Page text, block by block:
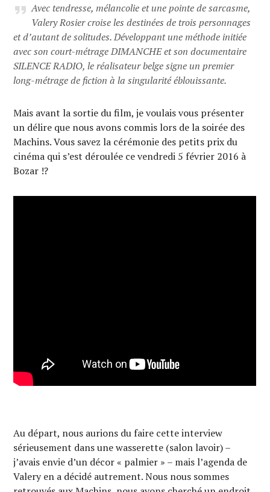
Avec tendresse, mélancolie et une pointe de sarcasme,
Valery Rosier croise les destinées de trois personnages
et d’autant de solitudes. Développant une méthode initiée
avec son court-métrage DIMANCHE et son documentaire
SILENCE RADIO, le réalisateur belge signe un premier
long-métrage de fiction à la singularité éblouissante.
Mais avant la sortie du film, je voulais vous présenter
un délire que nous avons commis lors de la soirée des
Machins. Vous savez la cérémonie des petits prix du
cinéma qui s’est déroulée ce vendredi 5 février 2016 à
Bozar !?
Au départ, nous aurions du faire cette interview
sérieusement dans une wasserette (salon lavoir) –
j’avais envie d’un décor « palmier » – mais l’agenda de
Valery en a décidé autrement. Nous nous sommes